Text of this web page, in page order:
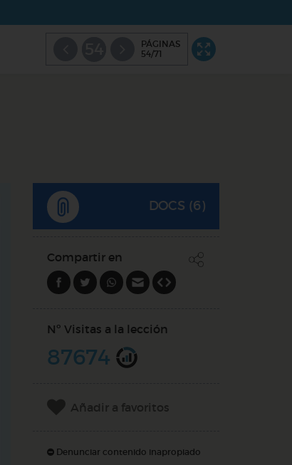
PÁGINAS
54/71
DOCS (6)
Compartir en
Nº Visitas a la lección
87674
Añadir a favoritos
Denunciar contenido inapropiado